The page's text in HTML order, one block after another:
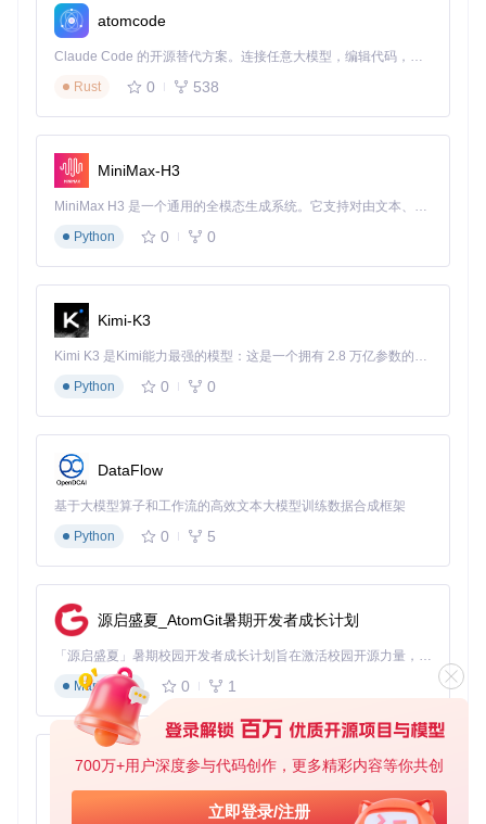
700万+用户深度参与代码创作，更多精彩内容等你共创
立即登录/注册
    model_name=
    pretrained=
"laion2b_s34b_b79k"
)
    image_features = model.encode_image(image)
# 文本编码
with torch.no_grad():
    text_features = model.encode_text(text_tokens)
# 跨模态相似度计算
关键流程 ：多模态交互的标准工作流
    A[图像输入] -->|预处理| B[视觉编码器]
    C[文本输入] -->|Tokenize| D[文本编码器]
    B --> E[图像特征向量]
    E --> G[相似度计算]
1.3 特征空间操作进阶
多种特征处理工具：
def cross_modal_search
query, model, preprocess,
"""跨模态检索实现：支持文本查图像或图像查图像"""
# 统一特征提取接口
def
get_features input_data, is_image=True ):
with torch.no_grad():
is_image:
atomcode
Claude Code 的开源替代方案。连接任意大模型，编辑代码，运行命令，自动验证 — 全自动执行。用 Rust 构建，极致性能。 ｜ An open-source alternative to Claude Code. Connect any LLM, edit code, run commands, and verify changes — autonomously. Built in Rust for speed. Get Started
Rust
0 538
MiniMax-H3
MiniMax H3 是一个通用的全模态生成系统。它支持对由文本、图像、视频和音频组成的多模态上下文进行统一理解，并能生成分辨率高达 2K、时长可达 15 秒的带原生立体声音频的视频。得益于面向任务泛化的系统设计，H3 在预训练阶段就已具备广泛的多模态上下文理解与生成能力，能够出色地执行复杂的多模态指令。
Python
0 0
Kimi-K3
Kimi K3 是Kimi能力最强的模型：这是一个拥有 2.8 万亿参数的混合专家（MoE）模型，具备原生视觉理解能力，并支持 100 万 token 的上下文窗口。
Python
0 0
DataFlow
基于大模型算子和工作流的高效文本大模型训练数据合成框架
Python
0 5
源启盛夏_AtomGit暑期开发者成长计划
「源启盛夏」暑期校园开发者成长计划旨在激活校园开源力量，通过积分激励、认证扶持、资源倾斜等形式，引导高校组织和开发者完成「入驻 — 建项目 — 做贡献 — 获认证 — 得资源」的完整闭环。无论你是想带领社团入驻平台的组织者，还是希望用代码贡献证明自己的开发者，都能在这里找到属于你的成长路径。
Markdown
0 1
py-xiaozhi
基于Python的Xiaozhi AI，适用于想要完整Xiaozhi体验而无需拥有专用硬件的用户。